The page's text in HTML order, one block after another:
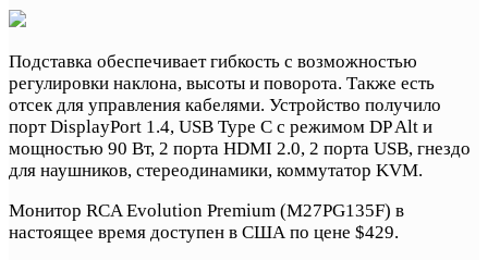
Подставка обеспечивает гибкость с возможностью
регулировки наклона, высоты и поворота. Также есть
отсек для управления кабелями. Устройство получило
порт DisplayPort 1.4, USB Type C с режимом DP Alt и
мощностью 90 Вт, 2 порта HDMI 2.0, 2 порта USB, гнездо
для наушников, стереодинамики, коммутатор KVM.
Монитор RCA Evolution Premium (M27PG135F) в
настоящее время доступен в США по цене $429.